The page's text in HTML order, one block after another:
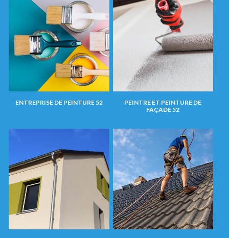
ENTREPRISE DE PEINTURE 52
PEINTRE ET PEINTURE DE
FAÇADE 52